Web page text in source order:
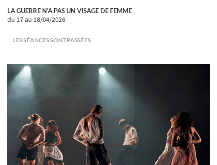
LA GUERRE N'A PAS UN VISAGE DE FEMME
du 17au 18/04/2026
LES SÉANCES SONT PASSÉES